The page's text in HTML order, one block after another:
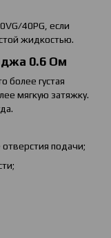
40PG, если
жидкостью.
0.6 Ом
более густая
мягкую затяжку.
подачи;